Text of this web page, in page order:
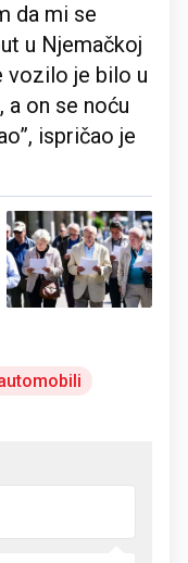
da mi se
u Njemačkoj
vozilo je bilo u
on se noću
ispričao je